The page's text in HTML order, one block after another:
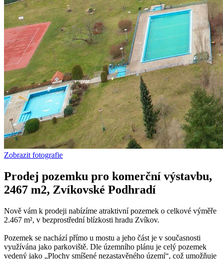
Zobrazit fotografie
Prodej pozemku pro komerční výstavbu,
2467 m2, Zvíkovské Podhradí
Nově vám k prodeji nabízíme atraktivní pozemek o celkové výměře
2.467 m², v bezprostřední blízkosti hradu Zvíkov.
Pozemek se nachází přímo u mostu a jeho část je v současnosti
využívána jako parkoviště. Dle územního plánu je celý pozemek
vedený jako „Plochy smíšené nezastavěného území“, což umožňuje